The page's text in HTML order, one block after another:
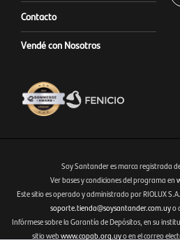
Contacto
Vendé con Nosotros
Fenicio eCommerce Uruguay
Soy Santander es marca registrada
Ver bases y condiciones del programa en
Este sitio es operado y administrado por RIOLUX
soporte.tienda@soysantander.com.uyo
Infórmese sobre la Garantía de Depósitos, en su
sitio webwww.copab.org.uyo en el correo